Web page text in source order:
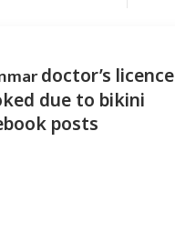
doctor’s licence
due to bikini
posts